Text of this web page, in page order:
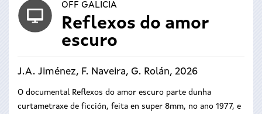
OFF GALICIA
Reflexos do amor
escuro
J.A. Jiménez, F. Naveira, G. Rolán, 2026
O documental Reflexos do amor escuro parte dunha
curtametraxe de ficción, feita en super 8mm, no ano 1977, e